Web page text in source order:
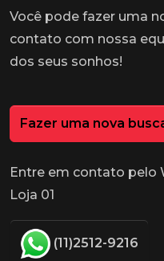
Você pode fazer uma
contato com nossa
dos seus sonhos!
Fazer uma nova
Entre em contato pelo
Loja 01
(11)2512-9216